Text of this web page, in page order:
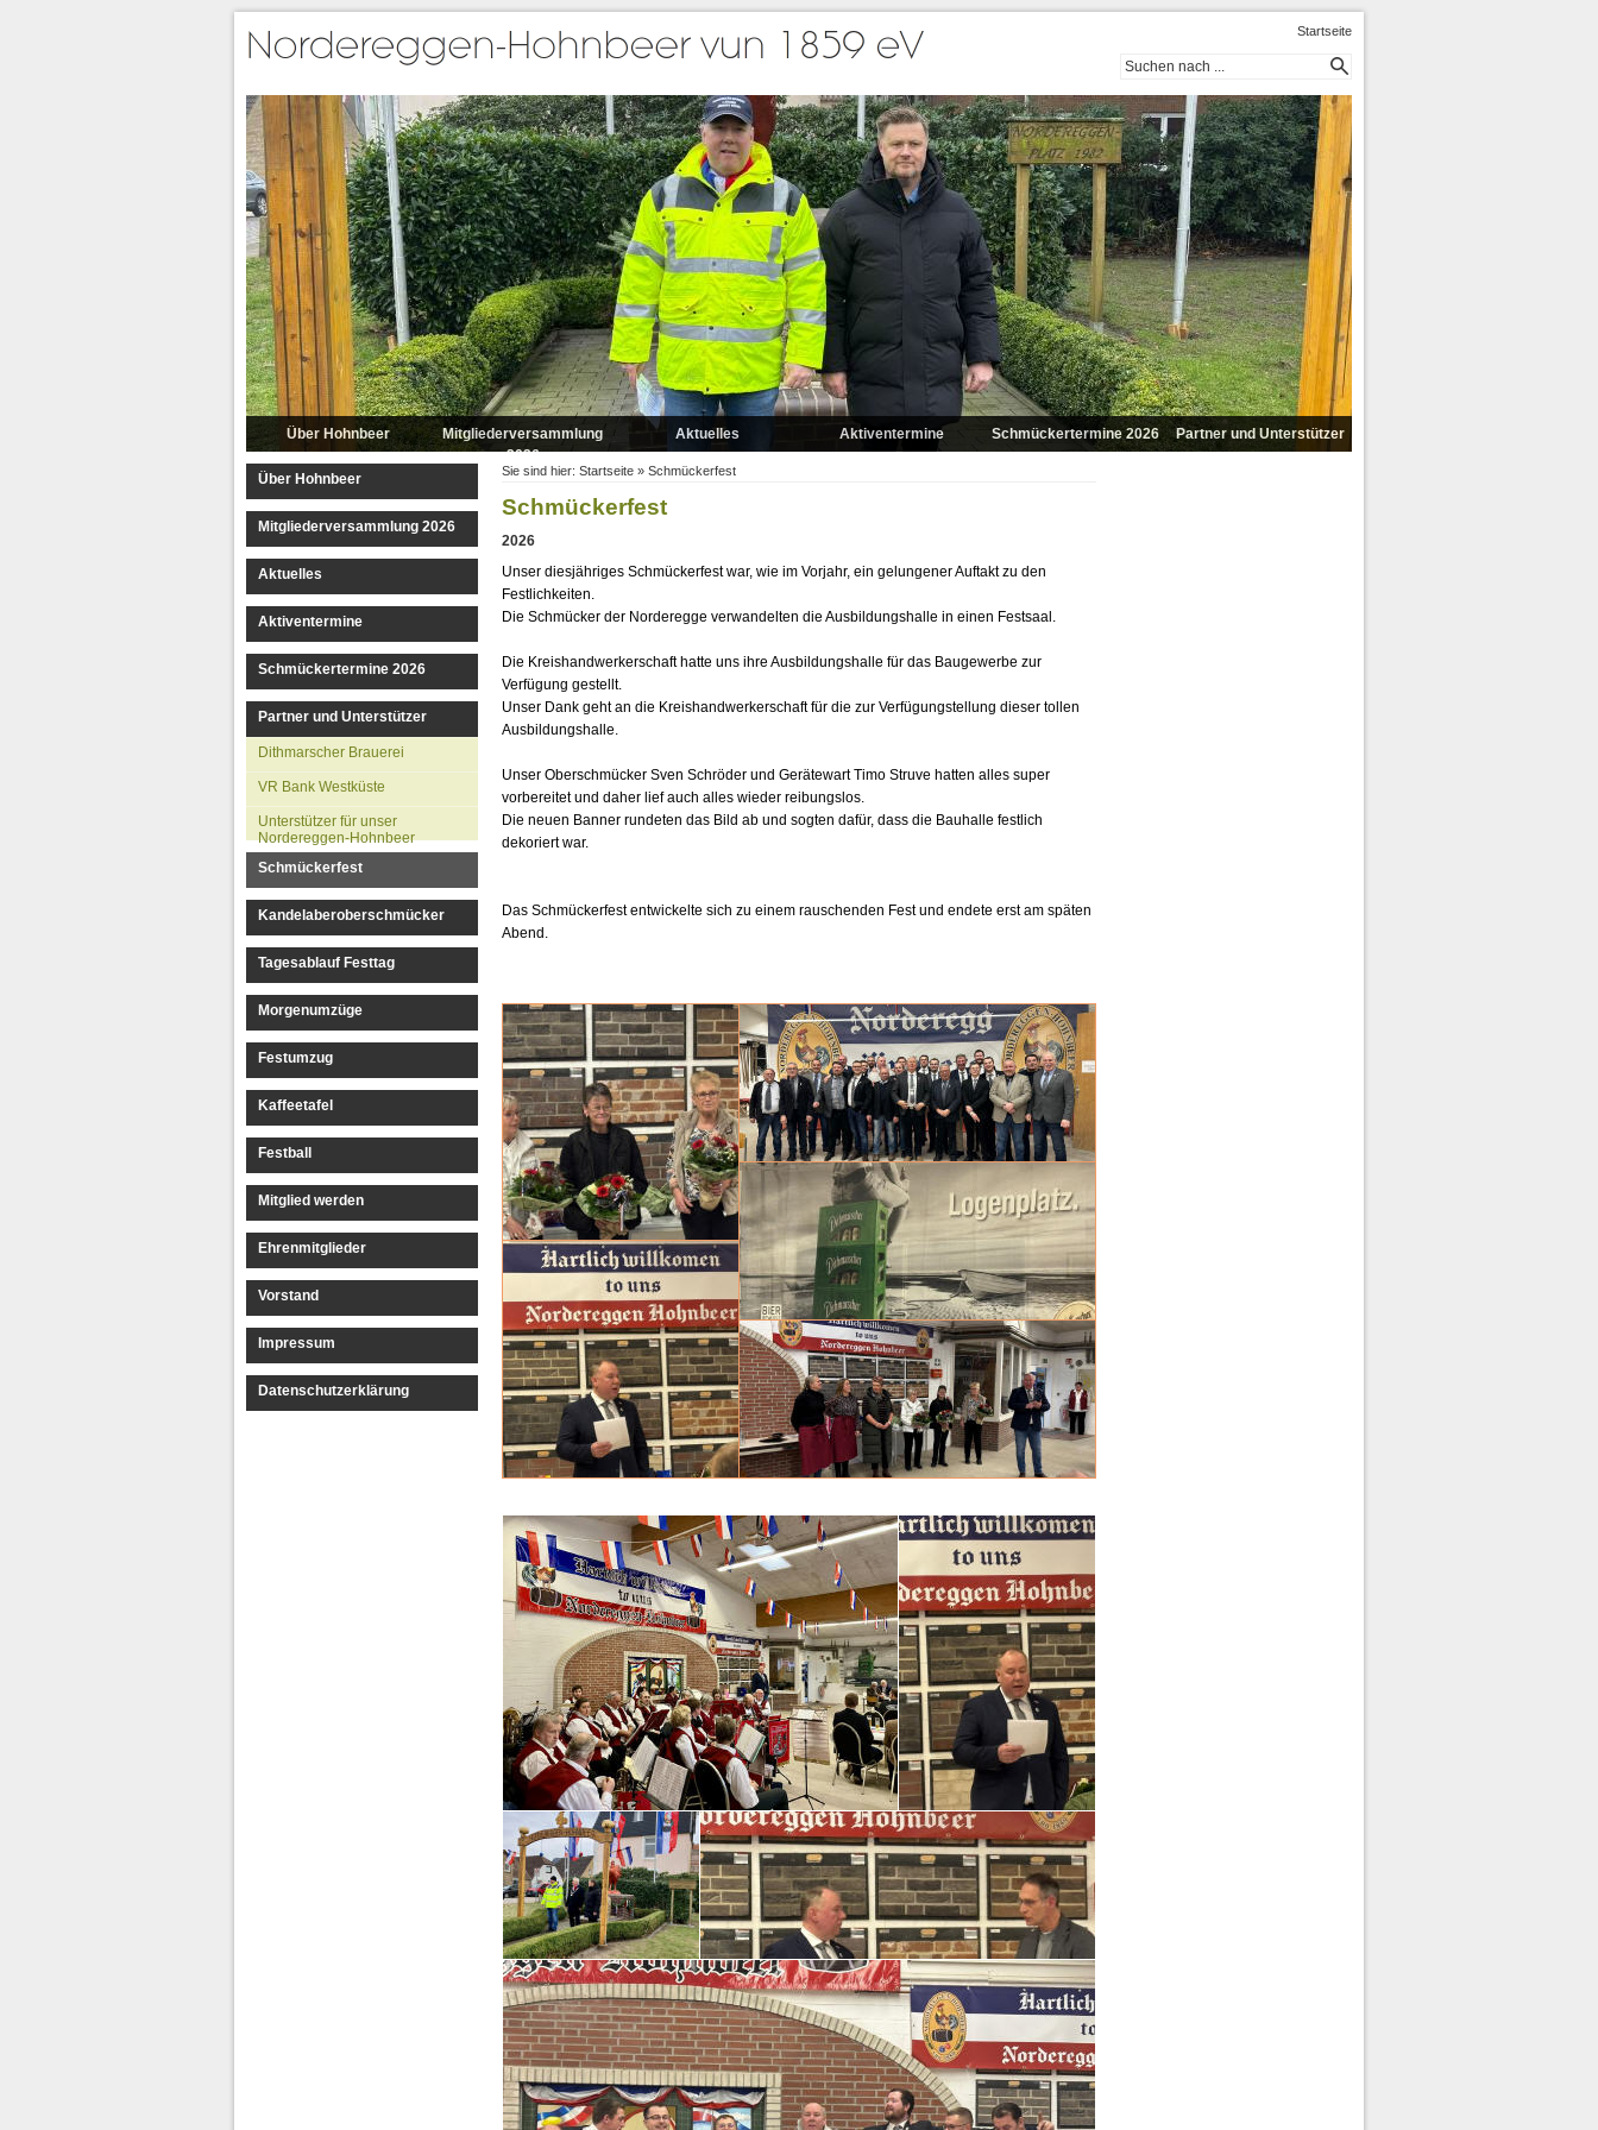
Startseite
Über Hohnbeer
Mitgliederversammlung
2026
Aktuelles Aktiventermine Schmückertermine 2026 Partner und Unterstützer
Über Hohnbeer
Mitgliederversammlung 2026
Aktuelles
Aktiventermine
Schmückertermine 2026
Partner und Unterstützer
Dithmarscher Brauerei
VR Bank Westküste
Unterstützer für unser
Nordereggen-Hohnbeer
Schmückerfest
Kandelaberoberschmücker
Tagesablauf Festtag
Morgenumzüge
Festumzug
Kaffeetafel
Festball
Mitglied werden
Ehrenmitglieder
Vorstand
Impressum
Datenschutzerklärung
Sie sind hier: Startseite » Schmückerfest
Schmückerfest
2026
Unser diesjähriges Schmückerfest war, wie im Vorjahr, ein gelungener Auftakt zu den
Festlichkeiten.
Die Schmücker der Norderegge verwandelten die Ausbildungshalle in einen Festsaal.
Die Kreishandwerkerschaft hatte uns ihre Ausbildungshalle für das Baugewerbe zur
Verfügung gestellt.
Unser Dank geht an die Kreishandwerkerschaft für die zur Verfügungstellung dieser tollen
Ausbildungshalle.
Unser Oberschmücker Sven Schröder und Gerätewart Timo Struve hatten alles super
vorbereitet und daher lief auch alles wieder reibungslos.
Die neuen Banner rundeten das Bild ab und sogten dafür, dass die Bauhalle festlich
dekoriert war.
Das Schmückerfest entwickelte sich zu einem rauschenden Fest und endete erst am späten
Abend.